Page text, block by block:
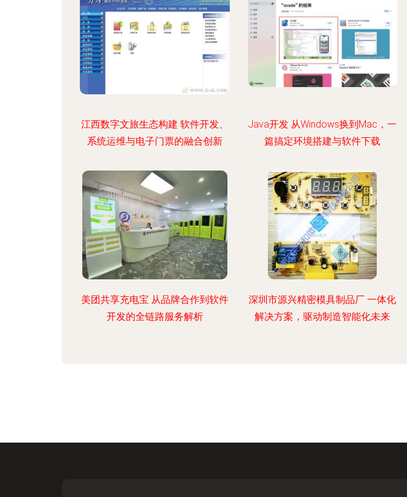
江西数字文旅生态构建 软件开发、
系统运维与电子门票的融合创新
Java开发 从Windows换到Mac，一
篇搞定环境搭建与软件下载
美团共享充电宝 从品牌合作到软件
开发的全链路服务解析
深圳市源兴精密模具制品厂 一体化
解决方案，驱动制造智能化未来